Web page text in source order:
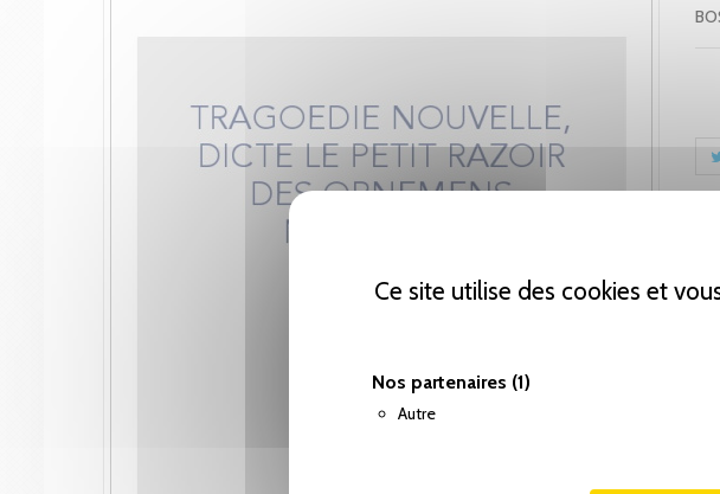
Ce site utilise des cookies et
Nos partenaires (1)
Autre